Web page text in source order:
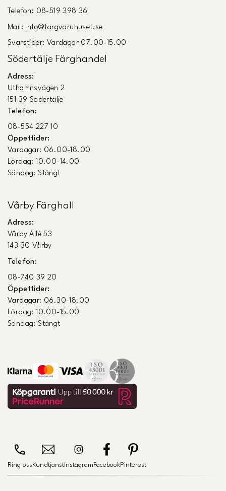
Telefon: 08-519 398 36
Mail: info@fargvaruhuset.se
Svarstider: Vardagar 07.00-15.00
Södertälje Färghandel
Adress:
Uthamnsvägen 2
151 39 Södertälje
Telefon:
08-554 227 10
Öppettider:
Vardagar: 06.00-18.00
Lördag: 10.00-14.00
Söndag: Stängt
Vårby Färghall
Adress:
Vårby Allé 53
143 30 Vårby
Telefon:
08-740 39 20
Öppettider:
Vardagar: 06.30-18.00
Lördag: 10.00-15.00
Söndag: Stängt
Ring oss Kundtjänst Instagram FacebookPinterest